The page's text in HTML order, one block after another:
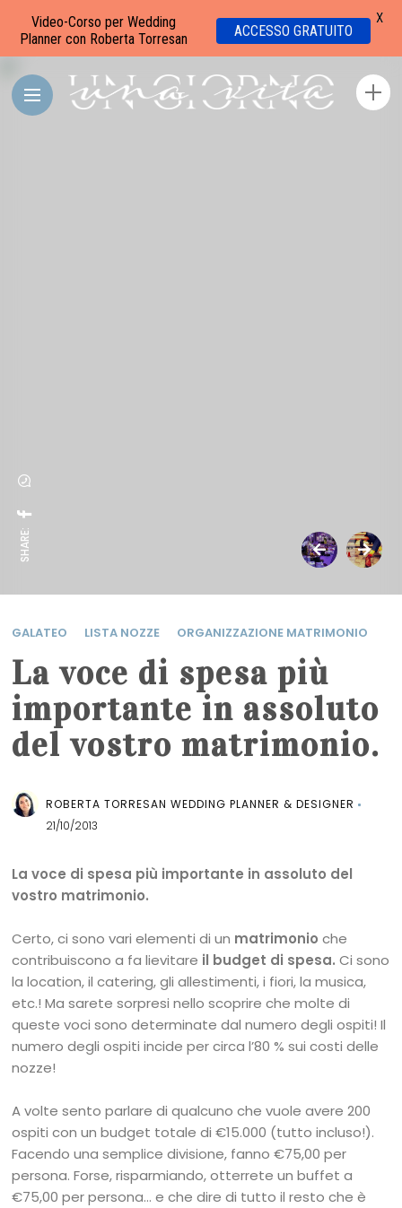
SHARE:
GALATEO LISTA NOZZE ORGANIZZAZIONE MATRIMONIO
La voce di spesa più
importante in assoluto
del vostro matrimonio.
ROBERTA TORRESAN WEDDING PLANNER & DESIGNER
21/10/2013
La voce di spesa più importante in assoluto del
vostro matrimonio.
Certo, ci sono vari elementi di un matrimonio che
contribuiscono a fa lievitare il budget di spesa. Ci sono
la location, il catering, gli allestimenti, i fiori, la musica,
etc.! Ma sarete sorpresi nello scoprire che molte di
queste voci sono determinate dal numero degli ospiti! Il
numero degli ospiti incide per circa l’80 % sui costi delle
nozze!
A volte sento parlare di qualcuno che vuole avere 200
ospiti con un budget totale di €15.000 (tutto incluso!).
Facendo una semplice divisione, fanno €75,00 per
persona. Forse, risparmiando, otterrete un buffet a
€75,00 per persona… e che dire di tutto il resto che è
Video-Corso per Wedding
Planner con Roberta Torresan
ACCESSO GRATUITO
X